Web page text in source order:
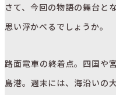
さて、今回の物語の舞台と
思い浮かべるでしょうか。
路面電車の終着点。四国や
島港。週末には、海沿いの